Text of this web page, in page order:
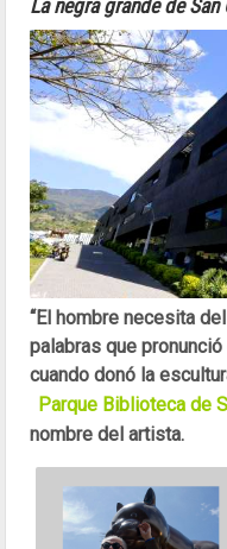
La negra grande de
“El hombre necesita
palabras que
cuando donó la
Parque Biblioteca de
nombre del artista.